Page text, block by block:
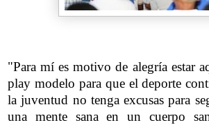
"Para mí es motivo de alegría estar
play modelo para que el deporte
la juventud no tenga excusas para
una mente sana en un cuerpo